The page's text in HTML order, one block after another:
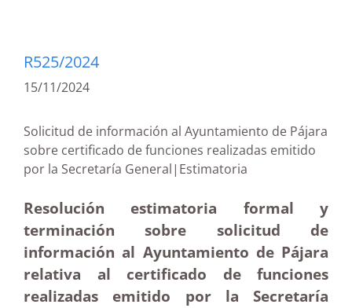
R525/2024
15/11/2024
Solicitud de información al Ayuntamiento de Pájara
sobre certificado de funciones realizadas emitido
por la Secretaría General|Estimatoria
Resolución estimatoria formal y
terminación sobre solicitud de
información al Ayuntamiento de Pájara
relativa al certificado de funciones
realizadas emitido por la Secretaría